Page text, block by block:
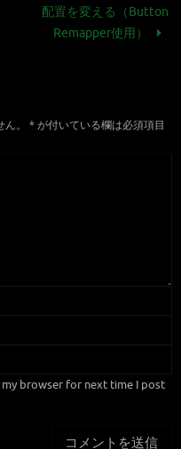
配置を変える（Button
Remapper使用）
。 * が付いている欄は必須項目
my browser for next time I post